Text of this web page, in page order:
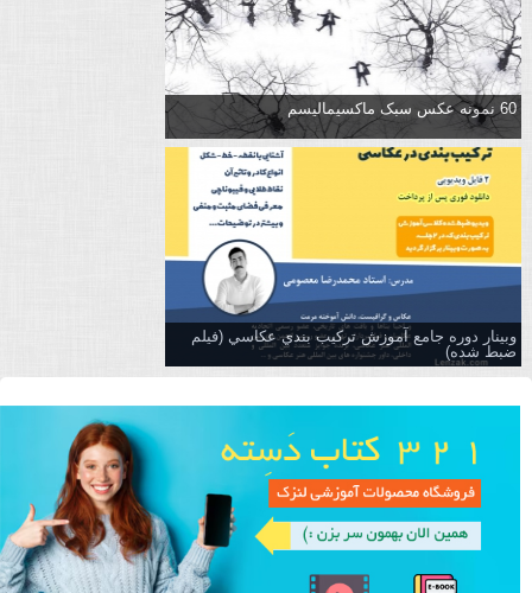
60 نمونه عکس سبک ماکسیمالیسم
وبینار دوره جامع آموزش تركيب بندي عكاسي (فیلم
ضبط شده)